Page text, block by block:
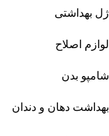
ژل بهداشتی
لوازم اصلاح
شامپو بدن
بهداشت دهان و دندان